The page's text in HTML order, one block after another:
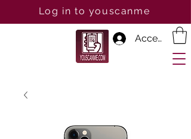
Accedi
Log in to youscanme